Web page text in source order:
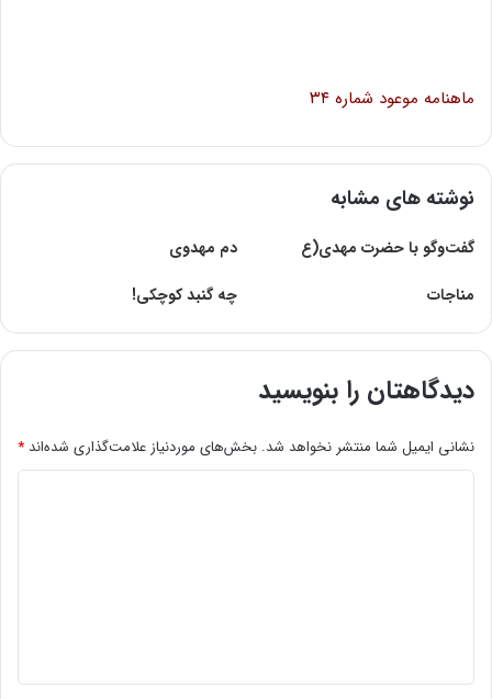
ماهنامه موعود شماره‌ ۳۴
نوشته های مشابه
گفت‌وگو با حضرت مهدی(ع
دم مهدوی
مناجات
چه گنبد کوچکى!
دیدگاهتان را بنویسید
نشانی ایمیل شما منتشر نخواهد شد. بخش‌های موردنیاز علامت‌گذاری شده‌اند *
*